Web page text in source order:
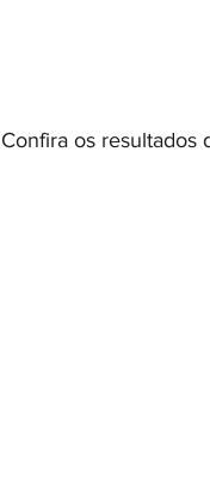
Confira os resultados